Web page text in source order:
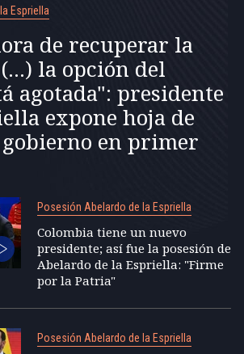
Espriella
de recuperar la
la opción del
agotada": presidente
expone hoja de
en primer
Posesión Abelardo de la Espriella
Colombia tiene un nuevo
presidente; así fue la posesión de
Abelardo de la Espriella: "Firme
por la Patria"
Posesión Abelardo de la Espriella